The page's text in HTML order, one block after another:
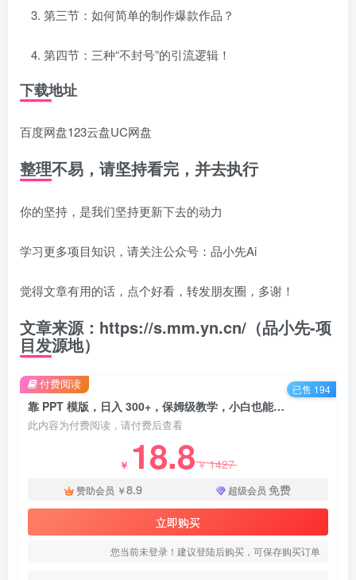
第三节：如何简单的制作爆款作品？
第四节：三种“不封号”的引流逻辑！
下载地址
百度网盘123云盘UC网盘
整理不易，请坚持看完，并去执行
你的坚持，是我们坚持更新下去的动力
学习更多项目知识，请关注公众号：品小先Ai
觉得文章有用的话，点个好看，转发朋友圈，多谢！
文章来源：https://s.mm.yn.cn/（品小先-项
目发源地）
靠 PPT 模版，日入 300+，保姆级教学，小白也能轻松上手 - 资源之家
此内容为付费阅读，请付费后查看
￥ 18.8￥1427
赞助会员 ￥8.9 超级会员 免费
立即购买
您当前未登录！建议登陆后购买，可保存购买订单
付费阅读 已售 194